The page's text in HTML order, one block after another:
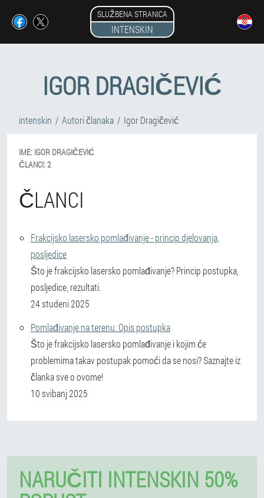
SLUŽBENA STRANICA
INTENSKIN
IGOR DRAGIČEVIĆ
intenskin Autori članaka Igor Dragičević
IME: IGOR DRAGIČEVIĆ
ČLANCI:2
ČLANCI
Frakcijsko lasersko pomlađivanje - princip djelovanja,
posljedice
Što je frakcijsko lasersko pomlađivanje? Princip postupka,
posljedice, rezultati.
24 studeni 2025
Pomlađivanje na terenu: Opis postupka
Što je frakcijsko lasersko pomlađivanje i kojim će
problemima takav postupak pomoći da se nosi? Saznajte iz
članka sve o ovome!
10 svibanj 2025
NARUČITI INTENSKIN 50%